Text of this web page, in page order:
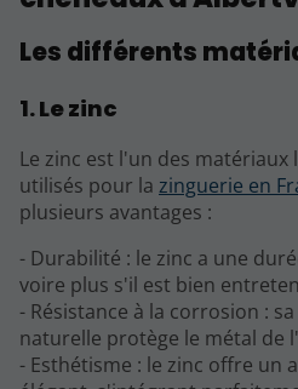
Les différents
1. Le zinc
Le zinc est l'un des
utilisés pour la zinguerie en
plusieurs avantages :
- Durabilité : le zinc a une
voire plus s'il est bien
- Résistance à la corrosion :
naturelle protège le métal de
- Esthétisme : le zinc offre un